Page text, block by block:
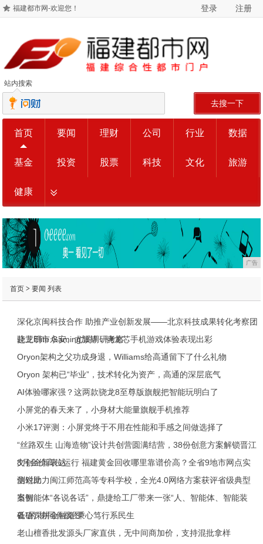
福建都市网-欢迎您！ 登录 注册
站内搜索
去搜一下
首页 要闻 理财 公司 行业 数据
基金 投资 股票 科技 文化 旅游
健康
广告
首页> 要闻 列表
深化京闽科技合作 助推产业创新发展——北京科技成果转化考察团
赴三明市永安、尤溪调研考察
骁龙Elite Gaming加持，骁龙芯手机游戏体验表现出彩
Oryon架构之父功成身退，Williams给高通留下了什么礼物
Oryon 架构已“毕业”，技术转化为资产，高通的深层底气
AI体验哪家强？这两款骁龙8至尊版旗舰把智能玩明白了
小屏党的春天来了，小身材大能量旗舰手机推荐
小米17评测：小屏党终于不用在性能和手感之间做选择了
“丝路双生 山海造物”设计共创营圆满结营，38份创意方案解锁晋江
文创全新表达
8月金价高位运行 福建黄金回收哪里靠谱价高？全省9地市网点实
测对比
信锐助力闽江师范高等专科学校，全光4.0网络方案获评省级典型
案例
当智能体“各说各话”，鼎捷给工厂带来一张“人、智能体、智能装
备”的“协同作战图”
砥砺深耕金融路 秉心笃行系民生
老山檀香批发源头厂家直供，无中间商加价，支持混批拿样